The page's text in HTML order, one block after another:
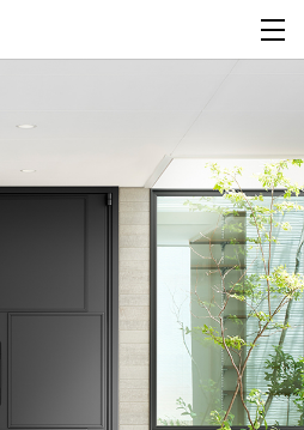
開く